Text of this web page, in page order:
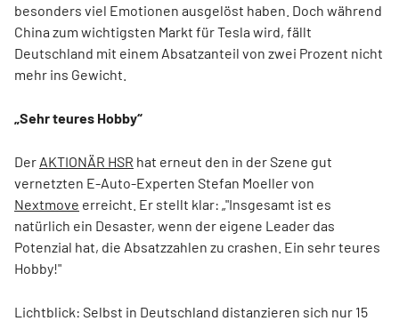
besonders viel Emotionen ausgelöst haben. Doch während
China zum wichtigsten Markt für Tesla wird, fällt
Deutschland mit einem Absatzanteil von zwei Prozent nicht
mehr ins Gewicht.
„Sehr teures Hobby“
Der AKTIONÄR HSR hat erneut den in der Szene gut
vernetzten E-Auto-Experten Stefan Moeller von
Nextmove erreicht. Er stellt klar: „"Insgesamt ist es
natürlich ein Desaster, wenn der eigene Leader das
Potenzial hat, die Absatzzahlen zu crashen. Ein sehr teures
Hobby!"
Lichtblick: Selbst in Deutschland distanzieren sich nur 15